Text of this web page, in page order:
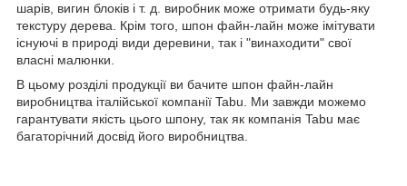
шарів, вигин блоків і т. д. виробник може отримати будь-яку
текстуру дерева. Крім того, шпон файн-лайн може імітувати
існуючі в природі види деревини, так і "винаходити" свої
власні малюнки.
В цьому розділі продукції ви бачите шпон файн-лайн
виробництва італійської компанії Tabu. Ми завжди можемо
гарантувати якість цього шпону, так як компанія Tabu має
багаторічний досвід його виробництва.